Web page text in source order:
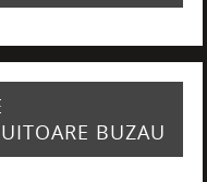
BUZAU